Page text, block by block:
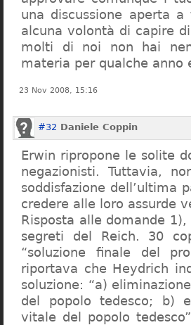
una discussione aperta
alcuna volontà di capire
molti di noi non hai
materia per qualche anno
23 Nov 2008, 15:16
#32 Daniele Coppin
Erwin ripropone le solite
negazionisti. Tuttavia,
soddisfazione dell’ultima
credere alle loro assurde
Risposta alle domande
segreti del Reich. 30
“soluzione finale del
riportava che Heydrich
soluzione: “a)
del popolo tedesco; b)
vitale del popolo